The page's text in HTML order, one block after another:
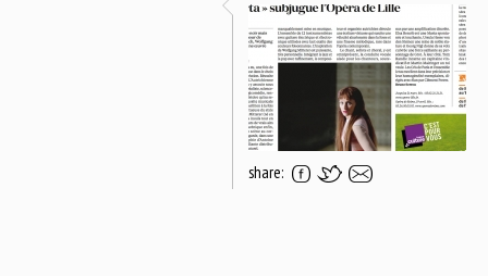
share: